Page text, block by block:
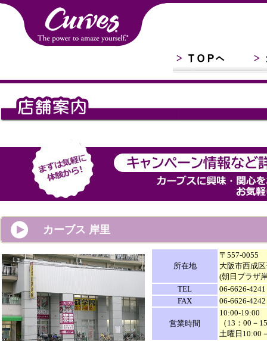
カーブス 岸里
所在地
〒557-0055
大阪市西成
(朝日プラザ
TEL
06-6626-4241
FAX
06-6626-4242
営業時間
10:00-19:00
（13：00－
土曜日10:00